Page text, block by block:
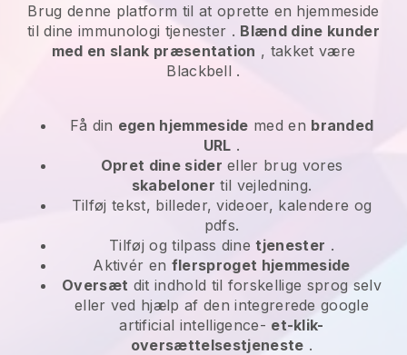
Brug denne platform til at oprette en hjemmeside
til dineimmunologi tjenester . Blænd dine kunder
med en slank præsentation , takket være
Blackbell .
Få din egen hjemmeside med en branded
URL .
Opret dine sider eller brug vores
skabeloner til vejledning.
Tilføj tekst, billeder, videoer, kalendere og
pdfs.
Tilføj og tilpass dinetjenester .
Aktivér en flersproget hjemmeside
Oversæt dit indhold til forskellige sprog selv
eller ved hjælp af den integrerede google
artificial intelligence- et-klik-
oversættelsestjeneste .